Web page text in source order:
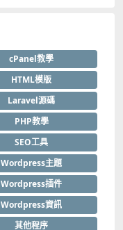
cPanel教學
HTML模版
Laravel源碼
PHP教學
SEO工具
Wordpress主題
Wordpress插件
Wordpress資訊
其他程序